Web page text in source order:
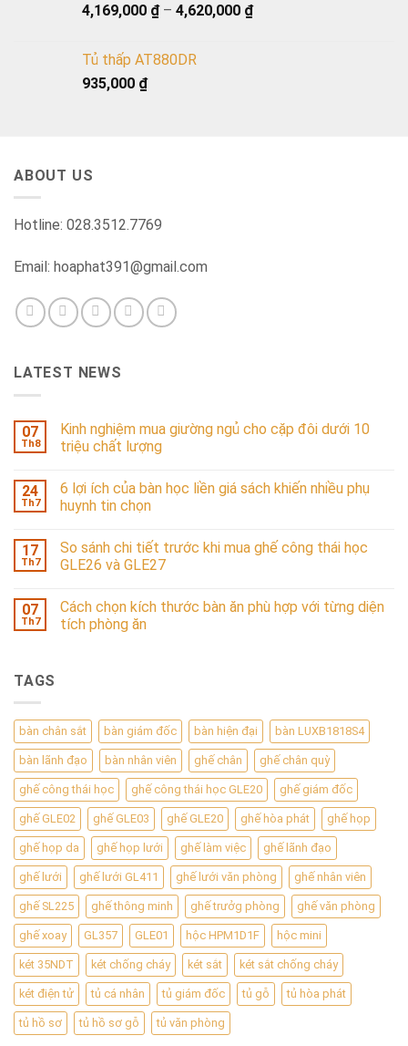
4,169,000 ₫– 4,620,000 ₫
Tủ thấp AT880DR
935,000 ₫
ABOUT US
Hotline: 028.3512.7769
Email: hoaphat391@gmail.com
LATEST NEWS
07
Th8
Kinh nghiệm mua giường ngủ cho cặp đôi dưới 10
triệu chất lượng
24
Th7
6 lợi ích của bàn học liền giá sách khiến nhiều phụ
huynh tin chọn
17
Th7
So sánh chi tiết trước khi mua ghế công thái học
GLE26 và GLE27
07
Th7
Cách chọn kích thước bàn ăn phù hợp với từng diện
tích phòng ăn
TAGS
bàn chân sắt bàn giám đốc bàn hiện đại bàn LUXB1818S4
bàn lãnh đạo bàn nhân viên ghế chân ghế chân quỳ
ghế công thái học ghế công thái học GLE20 ghế giám đốc
ghế GLE02 ghế GLE03 ghế GLE20 ghế hòa phát ghế họp
ghế họp da ghế họp lưới ghế làm việc ghế lãnh đạo
ghế lưới ghế lưới GL411 ghế lưới văn phòng ghế nhân viên
ghế SL225 ghế thông minh ghế trưởg phòng ghế văn phòng
ghế xoay GL357 GLE01 hộc HPM1D1F hộc mini
két 35NDT két chống cháy két sắt két sắt chống cháy
két điện tử tủ cá nhân tủ giám đốc tủ gỗ tủ hòa phát
tủ hồ sơ tủ hồ sơ gỗ tủ văn phòng